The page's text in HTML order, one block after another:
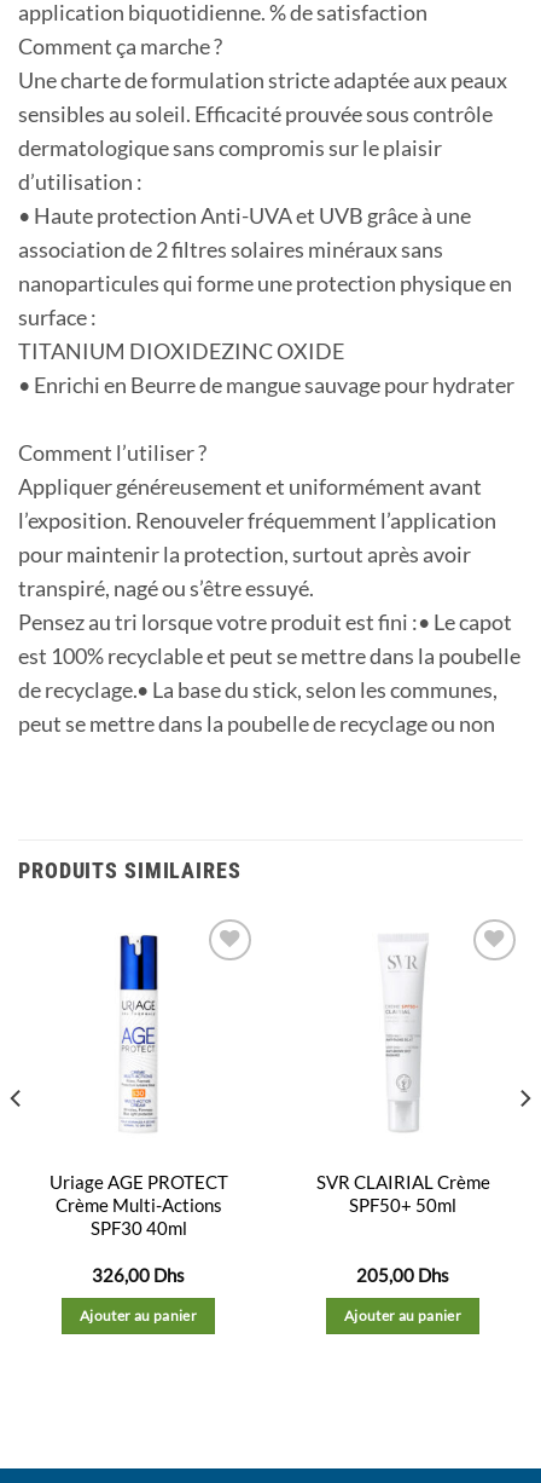
application biquotidienne. % de satisfaction
Comment ça marche ?
Une charte de formulation stricte adaptée aux peaux
sensibles au soleil. Efficacité prouvée sous contrôle
dermatologique sans compromis sur le plaisir
d’utilisation :
• Haute protection Anti-UVA et UVB grâce à une
association de 2 filtres solaires minéraux sans
nanoparticules qui forme une protection physique en
surface :
TITANIUM DIOXIDEZINC OXIDE
• Enrichi en Beurre de mangue sauvage pour hydrater
Comment l’utiliser ?
Appliquer généreusement et uniformément avant
l’exposition. Renouveler fréquemment l’application
pour maintenir la protection, surtout après avoir
transpiré, nagé ou s’être essuyé.
Pensez au tri lorsque votre produit est fini :• Le capot
est 100% recyclable et peut se mettre dans la poubelle
de recyclage.• La base du stick, selon les communes,
peut se mettre dans la poubelle de recyclage ou non
PRODUITS SIMILAIRES
Uriage AGE PROTECT
Crème Multi-Actions
SPF30 40ml
326,00 Dhs
Ajouter au panier
SVR CLAIRIAL Crème
SPF50+ 50ml
205,00 Dhs
Ajouter au panier